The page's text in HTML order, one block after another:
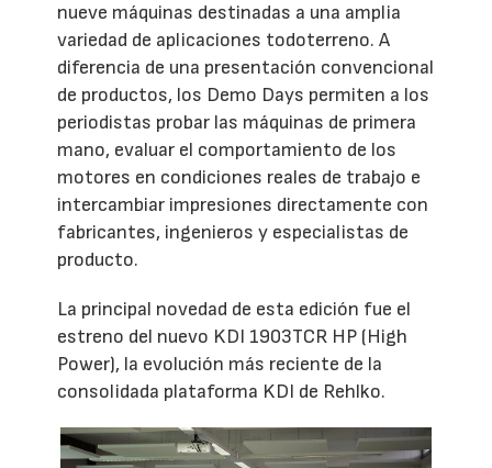
nueve máquinas destinadas a una amplia
variedad de aplicaciones todoterreno. A
diferencia de una presentación convencional
de productos, los Demo Days permiten a los
periodistas probar las máquinas de primera
mano, evaluar el comportamiento de los
motores en condiciones reales de trabajo e
intercambiar impresiones directamente con
fabricantes, ingenieros y especialistas de
producto.
La principal novedad de esta edición fue el
estreno del nuevo KDI 1903TCR HP (High
Power), la evolución más reciente de la
consolidada plataforma KDI de Rehlko.